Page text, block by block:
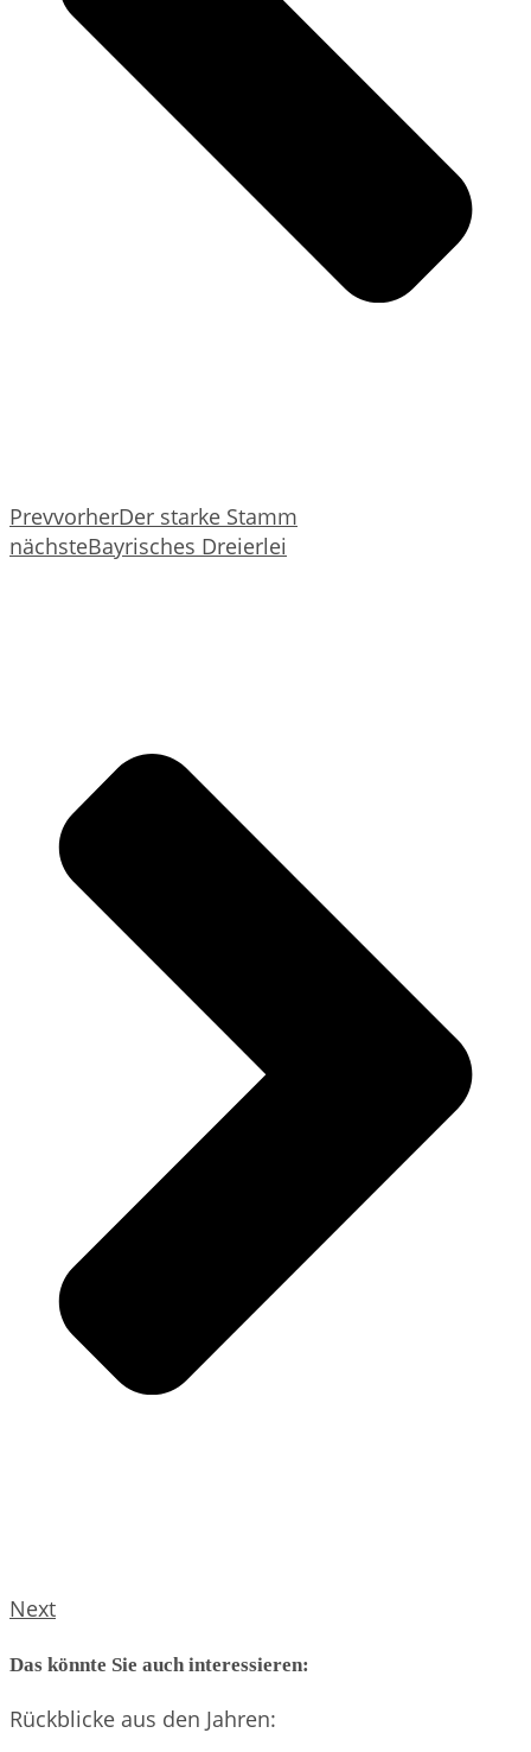
PrevvorherDer starke Stamm
nächsteBayrisches Dreierlei
Next
Das könnte Sie auch interessieren:
Rückblicke aus den Jahren: